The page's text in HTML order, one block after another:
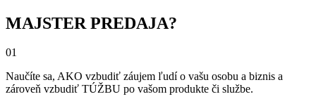
MAJSTER PREDAJA?
01
Naučíte sa, AKO vzbudiť záujem ľudí o vašu osobu a biznis a
zároveň vzbudiť TÚŽBU po vašom produkte či službe.